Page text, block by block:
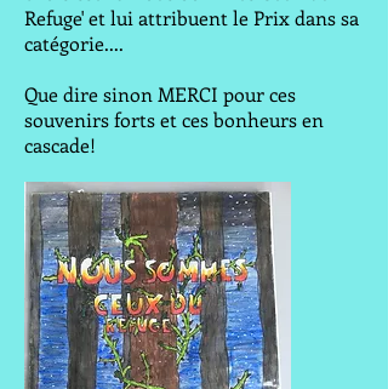
Refuge' et lui attribuent le Prix dans sa
catégorie....
Que dire sinon MERCI pour ces
souvenirs forts et ces bonheurs en
cascade!